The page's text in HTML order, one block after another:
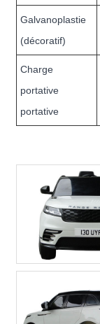
Galvanoplastie
(décoratif)
Charge
portative
portative